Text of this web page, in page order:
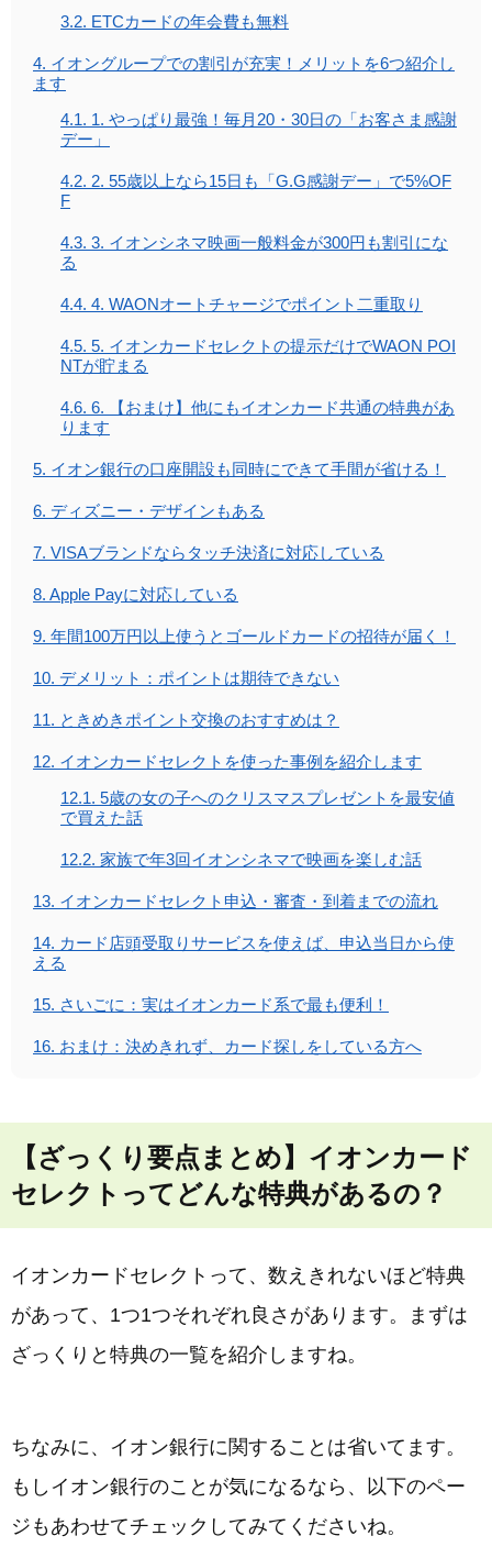
3.2. ETCカードの年会費も無料
4. イオングループでの割引が充実！メリットを6つ紹介し
ます
4.1. 1. やっぱり最強！毎月20・30日の「お客さま感謝
デー」
4.2. 2. 55歳以上なら15日も「G.G感謝デー」で5%OF
F
4.3. 3. イオンシネマ映画一般料金が300円も割引にな
る
4.4. 4. WAONオートチャージでポイント二重取り
4.5. 5. イオンカードセレクトの提示だけでWAON POI
NTが貯まる
4.6. 6. 【おまけ】他にもイオンカード共通の特典があ
ります
5. イオン銀行の口座開設も同時にできて手間が省ける！
6. ディズニー・デザインもある
7. VISAブランドならタッチ決済に対応している
8. Apple Payに対応している
9. 年間100万円以上使うとゴールドカードの招待が届く！
10. デメリット：ポイントは期待できない
11. ときめきポイント交換のおすすめは？
12. イオンカードセレクトを使った事例を紹介します
12.1. 5歳の女の子へのクリスマスプレゼントを最安値
で買えた話
12.2. 家族で年3回イオンシネマで映画を楽しむ話
13. イオンカードセレクト申込・審査・到着までの流れ
14. カード店頭受取りサービスを使えば、申込当日から使
える
15. さいごに：実はイオンカード系で最も便利！
16. おまけ：決めきれず、カード探しをしている方へ
【ざっくり要点まとめ】イオンカード
セレクトってどんな特典があるの？
イオンカードセレクトって、数えきれないほど特典
があって、1つ1つそれぞれ良さがあります。まずは
ざっくりと特典の一覧を紹介しますね。
ちなみに、イオン銀行に関することは省いてます。
もしイオン銀行のことが気になるなら、以下のペー
ジもあわせてチェックしてみてくださいね。